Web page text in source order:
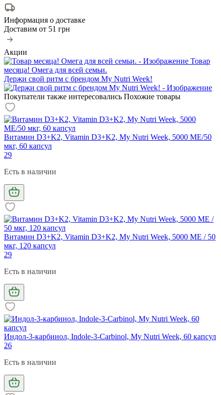
Информация о доставке
Доставим от 51 грн
Акции
Товар
месяца! Омега для всей семьи.
Держи свой ритм с брендом My Nutri Week!
Покупатели также интересовались Похожие товары
Витамин D3+K2, Vitamin D3+K2, My Nutri Week, 5000 МЕ/50
мкг, 60 капсул
29
Есть в наличии
Витамин D3+K2, Vitamin D3+K2, My Nutri Week, 5000 МЕ / 50
мкг, 120 капсул
29
Есть в наличии
Индол-3-карбинол, Indole-3-Carbinol, My Nutri Week, 60 капсул
26
Есть в наличии